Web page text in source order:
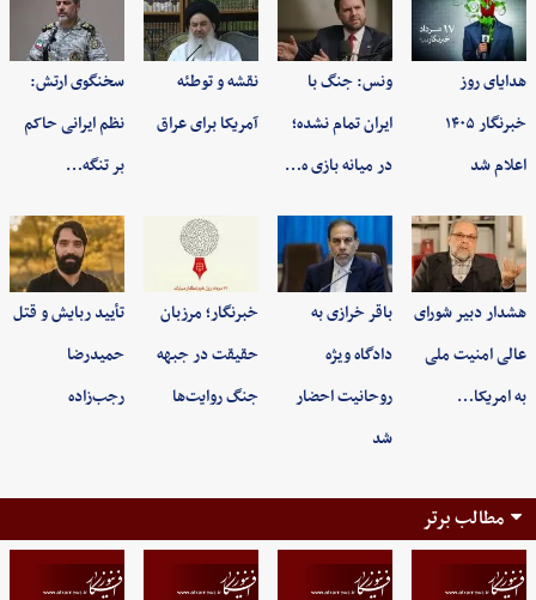
هدایای روز
خبرنگار ۱۴۰۵
اعلام شد
ونس: جنگ با
ایران تمام نشده؛
در میانه بازی ه…
نقشه و توطئه
آمریکا برای عراق
سخنگوی ارتش:
نظم ایرانی حاکم
بر تنگه…
هشدار دبیر شورای
عالی امنیت ملی
به امریکا…
باقر خرازی به
دادگاه ویژه
روحانیت احضار
شد
خبرنگار؛ مرزبان
حقیقت در جبهه
جنگ روایت‌ها
تأیید ربایش و قتل
حمیدرضا
رجب‌زاده
مطالب برتر